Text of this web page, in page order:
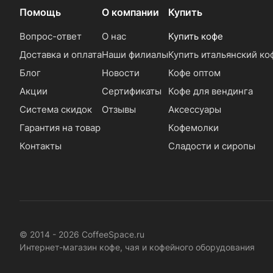
Помощь
Вопрос-ответ
Доставка и оплата
Блог
Акции
Система скидок
Гарантия на товар
Контакты
О компании
О нас
Наши филиалы
Новости
Сертификаты
Отзывы
Купить
Купить кофе
Купить итальянский
Кофе оптом
Кофе для вендинга
Аксессуары
Кофемолки
Сладости и сиропы
© 2014 - 2026 CoffeeSpace.ru
Интернет-магазин кофе, чая и кофейного оборудования